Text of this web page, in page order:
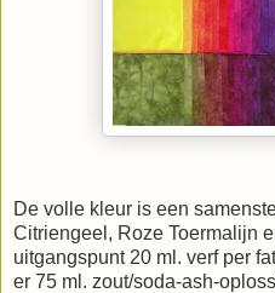
De volle kleur is een
Citriengeel, Roze Toermalijn
uitgangspunt 20 ml. verf per
er 75 ml. zout/soda-ash-